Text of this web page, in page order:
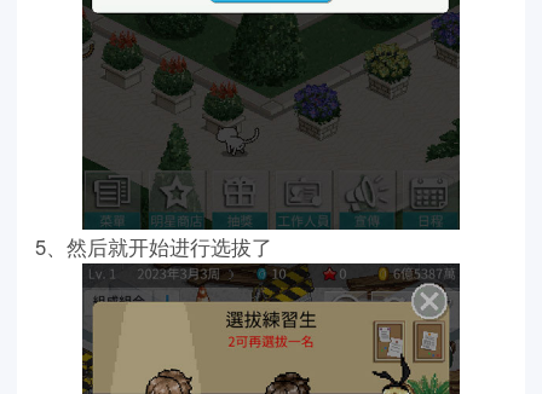
5、然后就开始进行选拔了